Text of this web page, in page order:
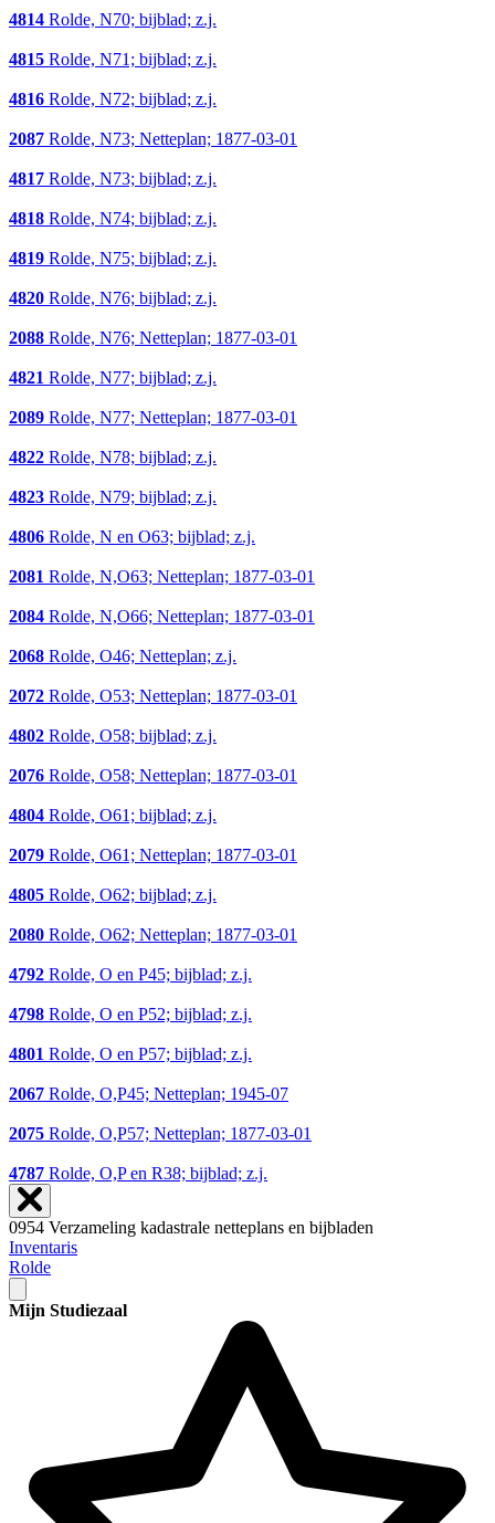
4814 Rolde, N70; bijblad; z.j.
4815 Rolde, N71; bijblad; z.j.
4816 Rolde, N72; bijblad; z.j.
2087 Rolde, N73; Netteplan; 1877-03-01
4817 Rolde, N73; bijblad; z.j.
4818 Rolde, N74; bijblad; z.j.
4819 Rolde, N75; bijblad; z.j.
4820 Rolde, N76; bijblad; z.j.
2088 Rolde, N76; Netteplan; 1877-03-01
4821 Rolde, N77; bijblad; z.j.
2089 Rolde, N77; Netteplan; 1877-03-01
4822 Rolde, N78; bijblad; z.j.
4823 Rolde, N79; bijblad; z.j.
4806 Rolde, N en O63; bijblad; z.j.
2081 Rolde, N,O63; Netteplan; 1877-03-01
2084 Rolde, N,O66; Netteplan; 1877-03-01
2068 Rolde, O46; Netteplan; z.j.
2072 Rolde, O53; Netteplan; 1877-03-01
4802 Rolde, O58; bijblad; z.j.
2076 Rolde, O58; Netteplan; 1877-03-01
4804 Rolde, O61; bijblad; z.j.
2079 Rolde, O61; Netteplan; 1877-03-01
4805 Rolde, O62; bijblad; z.j.
2080 Rolde, O62; Netteplan; 1877-03-01
4792 Rolde, O en P45; bijblad; z.j.
4798 Rolde, O en P52; bijblad; z.j.
4801 Rolde, O en P57; bijblad; z.j.
2067 Rolde, O,P45; Netteplan; 1945-07
2075 Rolde, O,P57; Netteplan; 1877-03-01
4787 Rolde, O,P en R38; bijblad; z.j.
0954 Verzameling kadastrale netteplans en bijbladen
Inventaris
Rolde
Mijn Studiezaal